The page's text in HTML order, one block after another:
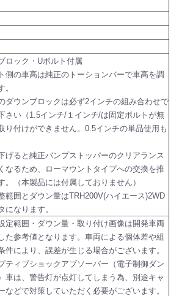
ロック・Uボルト付属
側の車高は純正のトーションバーで車高を調
。
ダウンブロックは必ず2インチの組み合わせで
さい（1.5インチ/１インチ/は固定ボルトが無
り付けができません。0.5インチの単品使用も
げると純正バンプストッパーのクリアランス
なるため、ローマウントタイプへの交換を推
。（本製品には付属しておりません）
範囲とダウン量はTRH200V(ハイエース)2WD
になります。
定範囲・ダウン量・取り付け画像は開発車両
た参考値となります。車両による個体差や組
件により、誤差が生じる場合がございます。
ティブショックアブソーバー（電子制御ダン
車は、警告灯が点灯してしまう為、別途キャ
などで対策していただく必要がございます。